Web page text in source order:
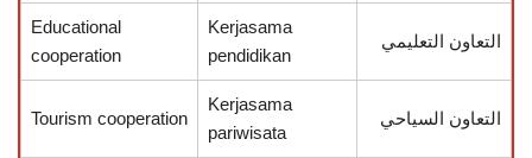
التعاون التعليمي
Kerjasama
pendidikan
Educational
cooperation
التعاون السياحي
Kerjasama
pariwisata
Tourism cooperation